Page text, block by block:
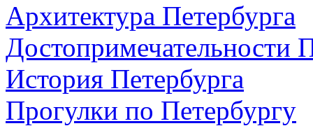
Архитектура Петербурга
Достопримечательности
История Петербурга
Прогулки по Петербургу